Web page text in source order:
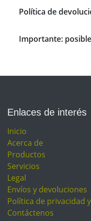
Política de
Importante:
Enlaces de interés
Inicio
Acerca de
Productos
Servicios
Legal
Envíos y devoluciones
Política de privacidad
Contáctenos